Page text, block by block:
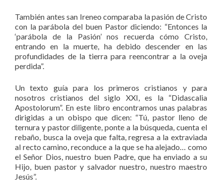
También antes san Ireneo comparaba la pasión de Cristo
con la parábola del buen Pastor diciendo: “Entonces la
‘parábola de la Pasión’ nos recuerda cómo Cristo,
entrando en la muerte, ha debido descender en las
profundidades de la tierra para reencontrar a la oveja
perdida”.
Un texto guía para los primeros cristianos y para
nosotros cristianos del siglo XXI, es la “Didascalia
Apostolorum”. En este libro encontramos unas palabras
dirigidas a un obispo que dicen: “Tú, pastor lleno de
ternura y pastor diligente, ponte a la búsqueda, cuenta el
rebaño, busca la oveja que falta, regresa a la extraviada
al recto camino, reconduce a la que se ha alejado… como
el Señor Dios, nuestro buen Padre, que ha enviado a su
Hijo, buen pastor y salvador nuestro, nuestro maestro
Jesús”.